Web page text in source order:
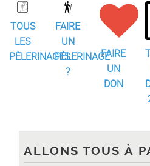
TOUS
LES
PÈLERINAGES
FAIRE
UN
PÈLERINAGE
?
FAIRE
UN
DON
ALLONS TOUS À